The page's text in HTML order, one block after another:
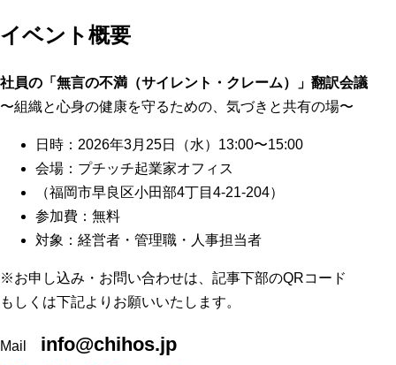
イベント概要
社員の「無言の不満（サイレント・クレーム）」翻訳会議
〜組織と心身の健康を守るための、気づきと共有の場〜
日時：2026年3月25日（水）13:00〜15:00
会場：プチッチ起業家オフィス
（福岡市早良区小田部4丁目4-21-204）
参加費：無料
対象：経営者・管理職・人事担当者
※お申し込み・お問い合わせは、記事下部のQRコード
もしくは下記よりお願いいたします。
Mail info@chihos.jp